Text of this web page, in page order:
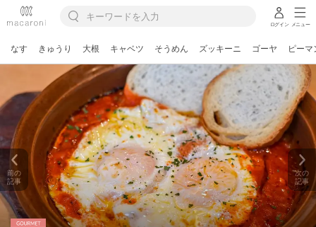
ログイン メニュー
なす きゅうり 大根 キャベツ そうめん ズッキーニ ゴーヤ ピーマ
前の
記事
次の
記事